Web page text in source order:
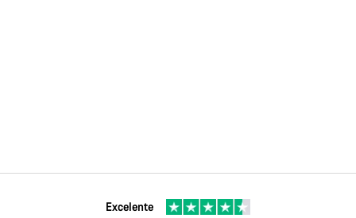
Excelente